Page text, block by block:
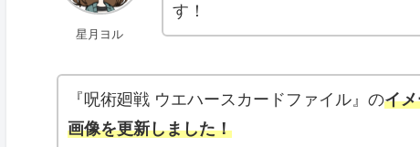
星月ヨル
す！
『呪術廻戦 ウエハースカードファイル』のイ
画像を更新しました！